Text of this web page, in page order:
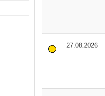
27.08.2026